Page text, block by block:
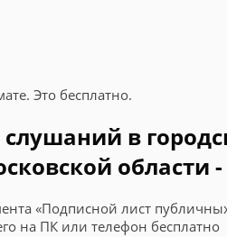
Это бесплатно.
в
области -
«Подписной лист
на ПК или телефон бесплатно